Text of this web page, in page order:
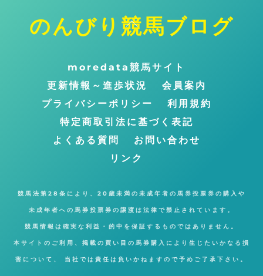
ト
のんびり競馬ブログ
moredata競馬サイト
更新情報～進歩状況
会員案内
プライバシーポリシー
利用規約
特定商取引法に基づく表記
よくある質問
お問い合わせ
リンク
競馬法第28条により、20歳未満の未成年者の馬券投票券の購入や
未成年者への馬券投票券の譲渡は法律で禁止されています。
競馬情報は確実な利益・的中を保証するものではありません。
本サイトのご利用、掲載の買い目の馬券購入により生じたいかなる損
害について、 当社では責任は負いかねますので予めご了承下さい。